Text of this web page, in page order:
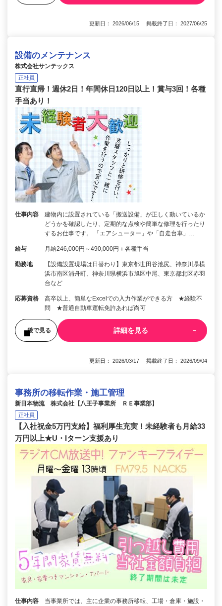
更新日： 2026/06/15 掲載終了日： 2027/06/25
設備のメンテナンス
株式会社サンテックス
正社員
直行直帰！週休2日！年間休日120日以上！賞与3回！各種
手当あり！
仕事内容
建物内に設置されている「搬送設備」が正しく動いているか
どうかを確認したり、定期的な点検や簡単な修理を行ったり
するお仕事です。 「エアシューター」や「自走台車」…
給与 月給246,000円～490,000円＋各種手当
勤務地
【設備設置現場は日替わり】東京都世田谷池尻、神奈川県横
浜市南区浦舟町、神奈川県横浜市旭区中尾、東京都北区赤羽
台など
応募資格
高卒以上、簡単なExcelでの入力作業ができる方 ★経験不
問 ★普通自動車運転免許あれば尚可
後で見る 詳細を見る
更新日： 2026/03/17 掲載終了日： 2026/09/04
事務所の移転作業・施工管理
新日本物流 株式会社【八王子事業所 ＲＥ事業部】
正社員
【入社祝金5万円支給】福利厚生充実！未経験者も月給33
万円以上★U・Iターン支援あり
仕事内容 当事業所では、主に企業の事務所移転、工場・倉庫・施設・